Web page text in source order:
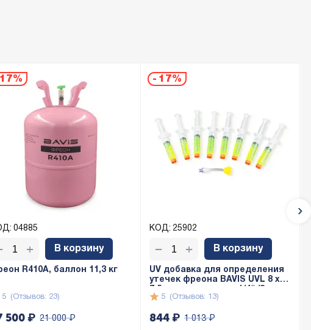
17%
04885
R410A, баллон 11,3 кг
(Отзывов: 23)
5
21 000 ₽
500₽
В корзину
+
- 17%
КОД: 25902
UV добавка для определения
утечек фреона BAVIS UVL 8 x
по 7,5мл)(Отзывов: 13)
5
1 013 ₽
844₽
В корзину
+
−